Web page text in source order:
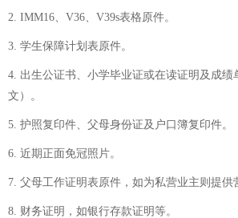
2. IMM16、V36、V39s表格原件。
3. 学生保障计划表原件。
4. 出生公证书、小学毕业证或在读证明及成绩
文）。
5. 护照复印件、父母身份证及户口簿复印件。
6. 近期正面免冠照片。
7. 父母工作证明表原件，如为私营业主则提供
8. 财务证明，如银行存款证明等。